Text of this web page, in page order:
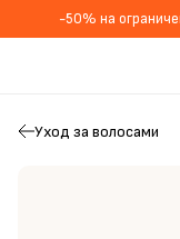
-50% на
Уход за волосами